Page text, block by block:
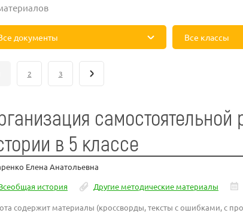
документы Все классы
2 3
самостоятельной
в 5 классе
Елена Анатольевна
история
Другие методические материалы
содержит материалы (кроссворды, тексты с ошибками, с